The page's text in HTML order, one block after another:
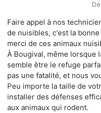
Faire appel à nos
de nuisibles, c'est la
merci de ces animaux
À Bougival, même lorsque
semble être le refuge
pas une fatalité, et nous
Peu importe la taille de
installer des défenses
aux animaux qui rodent.